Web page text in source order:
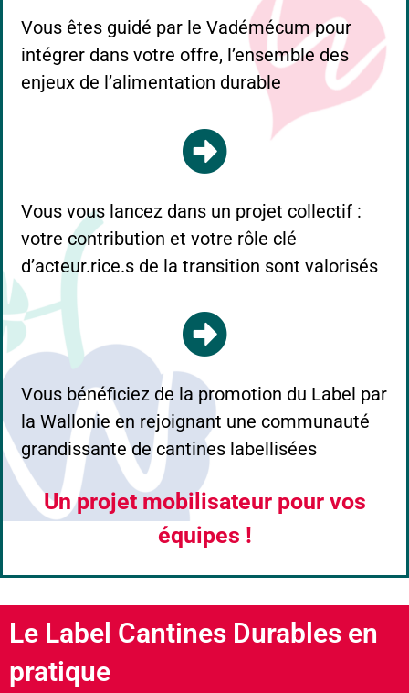
Vous êtes guidé par le Vadémécum pour
intégrer dans votre offre, l’ensemble des
enjeux de l’alimentation durable
Vous vous lancez dans un projet collectif :
votre contribution et votre rôle clé
d’acteur.rice.s de la transition sont valorisés
Vous bénéficiez de la promotion du Label par
la Wallonie en rejoignant une communauté
grandissante de cantines labellisées
Un projet mobilisateur pour vos
équipes !
Le Label Cantines Durables en
pratique